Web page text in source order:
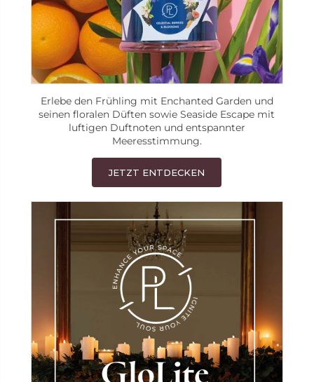
Erlebe den Frühling mit Enchanted Garden und
seinen floralen Düften sowie Seaside Escape mit
luftigen Duftnoten und entspannter
Meeresstimmung.
JETZT ENTDECKEN